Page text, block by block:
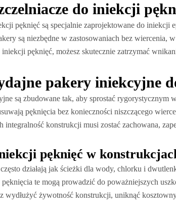
do iniekcji
pęknięć są specjalnie zaprojektowane do iniekcji
są niezbędne w zastosowaniach bez
pęknięć, możesz skutecznie zatrzymać
pakery iniekcyjne
są zbudowane tak, aby sprostać
pęknięcia bez konieczności niszczącego
konstrukcji musi zostać zachowana,
pęknięć w
działają jak ścieżki dla wody, chlorku i
te mogą prowadzić do poważniejszych
wydłużyć żywotność konstrukcji, uniknąć